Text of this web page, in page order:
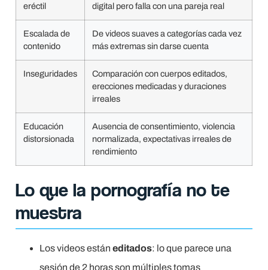
eréctil
digital pero falla con una pareja real
Escalada de
contenido
De videos suaves a categorías cada vez
más extremas sin darse cuenta
Inseguridades
Comparación con cuerpos editados,
erecciones medicadas y duraciones
irreales
Educación
distorsionada
Ausencia de consentimiento, violencia
normalizada, expectativas irreales de
rendimiento
Lo que la pornografía no te
muestra
Los videos están editados: lo que parece una
sesión de 2 horas son múltiples tomas